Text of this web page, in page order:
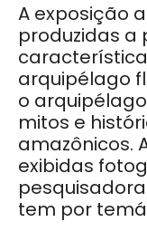
A exposição
produzidas a
arquipélago
o
mitos e
amazônicos.
exibidas
tem por